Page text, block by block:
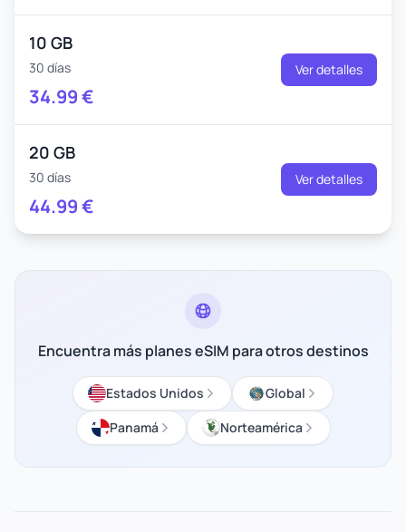
10 GB
30 días
34.99€
Ver detalles
20 GB
30 días
44.99€
Ver detalles
Encuentra más planes eSIM para otros destinos
Estados Unidos
Global
Panamá
Norteamérica